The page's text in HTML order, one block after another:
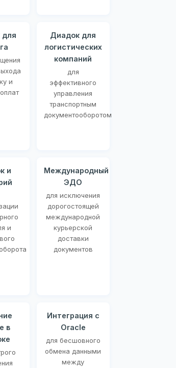
для
и
Диадок для
логистических
компаний
для
эффективного
управления
транспортным
документооборотом
и
и
Международный
ЭДО
для исключения
дорогостоящей
международной
курьерской
доставки
документов
в
Интеграция с
Oracle
для бесшовного
обмена данными
между